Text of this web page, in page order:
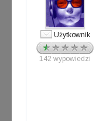
Użytkownik
142 wypowiedzi